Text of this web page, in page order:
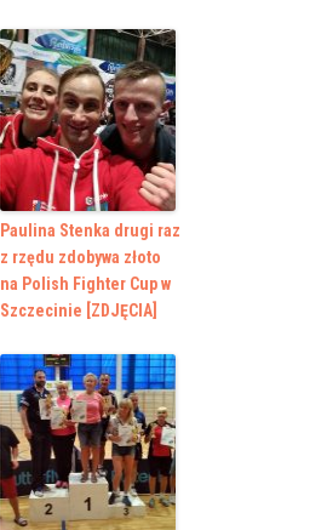
Paulina Stenka drugi raz
z rzędu zdobywa złoto
na Polish Fighter Cup w
Szczecinie [ZDJĘCIA]